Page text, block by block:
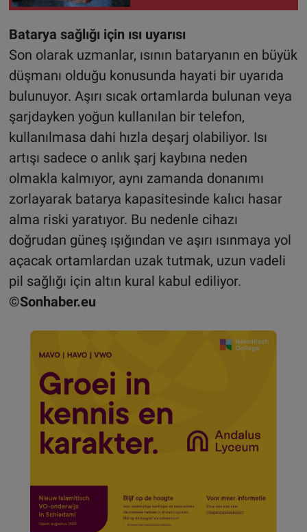
Batarya sağlığı için ısı uyarısı
Son olarak uzmanlar, ısının bataryanın en büyük
düşmanı olduğu konusunda hayati bir uyarıda
bulunuyor. Aşırı sıcak ortamlarda bulunan veya
şarjdayken yoğun kullanılan bir telefon,
kullanılmasa dahi hızla deşarj olabiliyor. Isı
artışı sadece o anlık şarj kaybına neden
olmakla kalmıyor, aynı zamanda donanımı
zorlayarak batarya kapasitesinde kalıcı hasar
alma riski yaratıyor. Bu nedenle cihazı
doğrudan güneş ışığından ve aşırı ısınmaya yol
açacak ortamlardan uzak tutmak, uzun vadeli
pil sağlığı için altın kural kabul ediliyor.
©Sonhaber.eu